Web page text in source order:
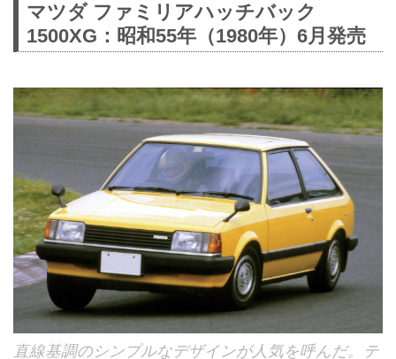
マツダ ファミリアハッチバック
1500XG：昭和55年（1980年）6月発売
直線基調のシンプルなデザインが人気を呼んだ。テ